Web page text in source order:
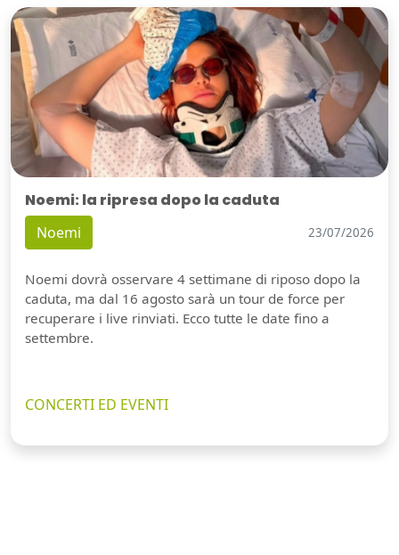
Noemi: la ripresa dopo la caduta
Noemi 23/07/2026
Noemi dovrà osservare 4 settimane di riposo dopo la
caduta, ma dal 16 agosto sarà un tour de force per
recuperare i live rinviati. Ecco tutte le date fino a
settembre.
CONCERTI ED EVENTI